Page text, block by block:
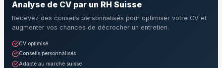
Analyse de CV par un RH Suisse
Recevez des conseils personnalisés pour optimiser votre CV et
augmenter vos chances de décrocher un entretien.
CV optimisé
Conseils personnalisés
Adapté au marché suisse